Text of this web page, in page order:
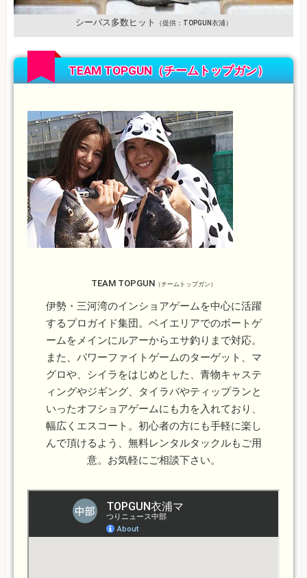
シーバス多数ヒット （提供：TOPGUN衣浦）
TEAM TOPGUN（チームトップガン）
TEAM TOPGUN （チームトップガン）
伊勢・三河湾のインショアゲームを中心に活躍
するプロガイド集団。ベイエリアでのボートゲ
ームをメインにルアーからエサ釣りまで対応。
また、パワーファイトゲームのターゲット、マ
グロや、シイラをはじめとした、青物キャステ
ィングやジギング、タイラバやティップランと
いったオフショアゲームにも力を入れており、
幅広くエスコート。初心者の方にも手軽に楽し
んで頂けるよう、無料レンタルタックルもご用
意。お気軽にご相談下さい。